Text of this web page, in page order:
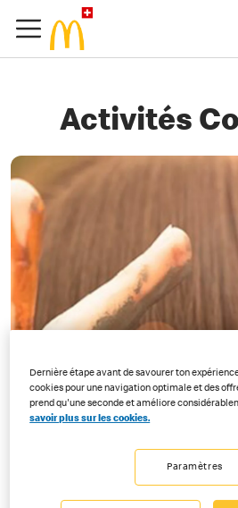
Activités
Dernière étape avant de savourer ton
cookies pour une navigation optimale et des
prend qu'une seconde et améliore
savoir plus sur les cookies.
Paramètres